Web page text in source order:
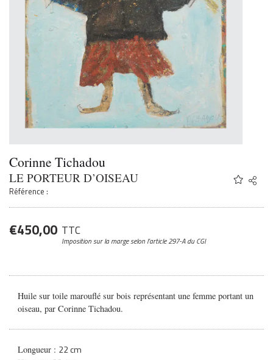
Corinne Tichadou
LE PORTEUR D’OISEAU
Référence :
Share
Twitter
€450,00 TTC
Imposition sur la margeselon l’article 297-A du CGI
Huile sur toile marouflé sur bois représentant une femme portant un
oiseau, par Corinne Tichadou.
Longueur : 22 cm